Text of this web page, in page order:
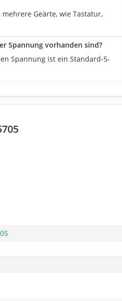
Geärte, wie Tastatur,
Spannung vorhanden sind?
Spannung ist ein Standard-5-